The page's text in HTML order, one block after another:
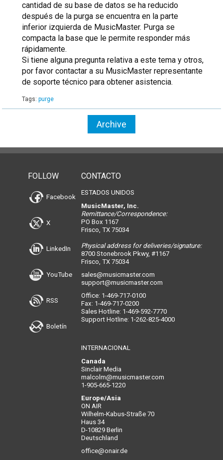
cantidad de su base de datos se ha reducido
después de la purga se encuentra en la parte
inferior izquierda de MusicMaster. Purga se
compacta la base que le permite responder más
rápidamente.
Si tiene alguna pregunta relativa a este tema y otros,
por favor contactar a su MusicMaster representante
de soporte técnico para obtener asistencia.
Tags: purge
Archive
FOLLOW
Facebook
X
LinkedIn
YouTube
RSS
Boletín
CONTACTO
ESTADOS UNIDOS
MusicMaster, Inc.
Remittance/Correspondence:
PO Box 1167
Frisco, TX 75034
Physical address for deliveries/signature:
8700 Stonebrook Pkwy, #1167
Frisco, TX 75034
sales@musicmaster.com
support@musicmaster.com
Office: 1-469-717-0100
Fax: 1-469-717-0200
Sales Hotline: 1-469-592-7770
Support Hotline: 1-262-825-4000
INTERNACIONAL
Canada
Sinclair Media
malcolm@musicmaster.com
1-905-665-1220
Europe/Asia
ON AIR
Wilhelm-Kabus-Straße 70
Haus 34
D-10829 Berlin
Deutschland
office@onair.de